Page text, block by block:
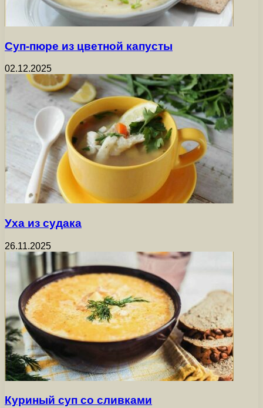
Суп-пюре из цветной капусты
02.12.2025
Уха из судака
26.11.2025
Куриный суп со сливками